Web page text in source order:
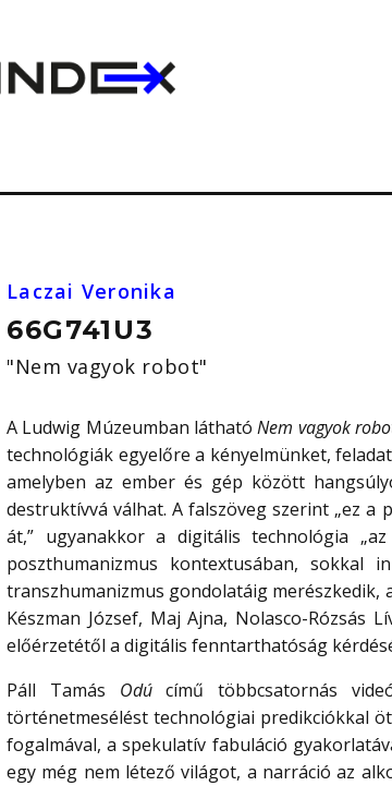
Laczai Veronika
66G741U3
"Nem vagyok robot"
A Ludwig Múzeumban láthatóNem vagyok
technológiák egyelőre a kényelmünket,
amelyben az ember és gép között
destruktívvá válhat. A falszöveg szerint „ez
át,” ugyanakkor a digitális technológia
poszthumanizmus kontextusában, sokkal
transzhumanizmus gondolatáig merészkedik,
Készman József, Maj Ajna, Nolasco-
előérzetétől a digitális fenntarthatóság
Páll Tamás Odúcímű többcsatornás
történetmesélést technológiai predikciókkal
fogalmával, a spekulatív fabuláció
egy még nem létező világot, a narráció az